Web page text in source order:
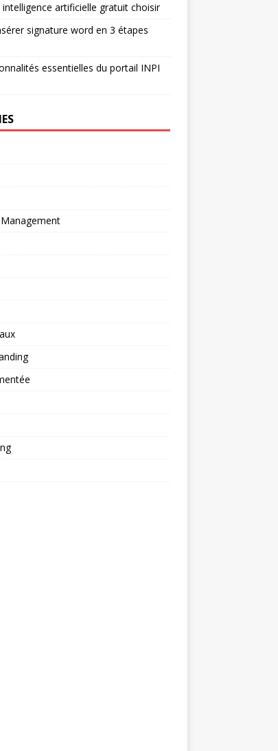
intelligence artificielle gratuit choisir
signature word en 3 étapes
essentielles du portail INPI